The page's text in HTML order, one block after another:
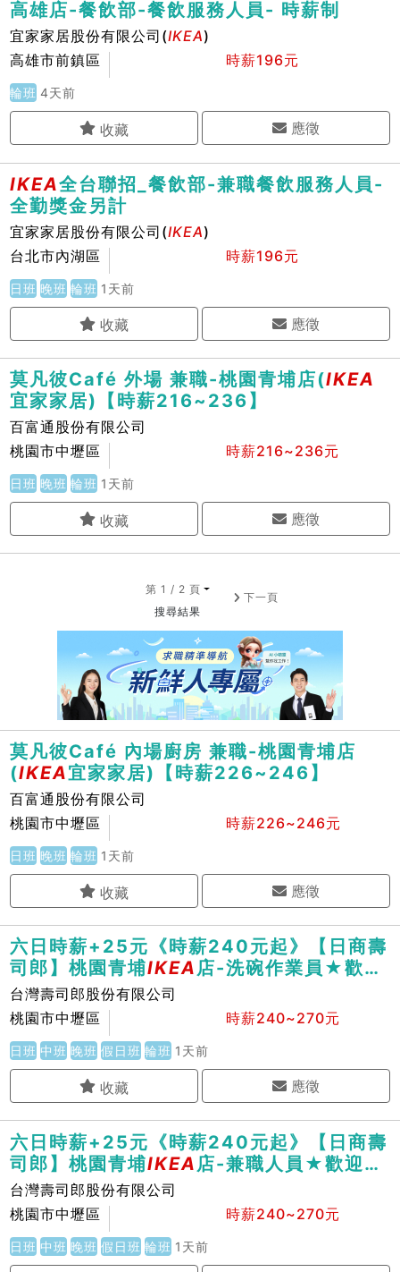
高雄店-餐飲部-餐飲服務人員- 時薪制
宜家家居股份有限公司(IKEA)
高雄市前鎮區
時薪196元
輪班 4天前
應徵
IKEA全台聯招_餐飲部-兼職餐飲服務人員-
全勤獎金另計
宜家家居股份有限公司(IKEA)
台北市內湖區
時薪196元
日班 晚班 輪班 1天前
應徵
莫凡彼Café 外場 兼職-桃園青埔店(IKEA
宜家家居)【時薪216~236】
百富通股份有限公司
桃園市中壢區
時薪216~236元
日班 晚班 輪班 1天前
應徵
第 1 / 2 頁
搜尋結果
下一頁
莫凡彼Café 內場廚房 兼職-桃園青埔店
(IKEA宜家家居)【時薪226~246】
百富通股份有限公司
桃園市中壢區
時薪226~246元
日班 晚班 輪班 1天前
應徵
六日時薪+25元《時薪240元起》【日商壽
司郎】桃園青埔IKEA店-洗碗作業員★歡迎
長期打工、二度就業、復職同仁、寒假打工
★
台灣壽司郎股份有限公司
桃園市中壢區
時薪240~270元
日班 中班 晚班 假日班 輪班 1天前
應徵
六日時薪+25元《時薪240元起》【日商壽
司郎】桃園青埔IKEA 店-兼職人員★歡迎長
期打工、二度就業、學生實習、寒假打工★
台灣壽司郎股份有限公司
桃園市中壢區
時薪240~270元
日班 中班 晚班 假日班 輪班 1天前